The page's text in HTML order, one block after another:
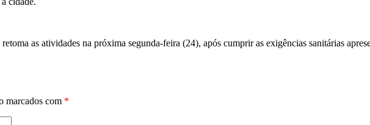
as atividades na próxima segunda-feira (24), após cumprir as exigências sanitárias
marcados com *